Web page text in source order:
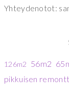
Yhteydenotot:
126m2 56m2
pikkuisen